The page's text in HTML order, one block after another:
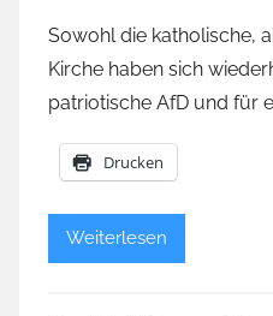
Sowohl die katholische,
Kirche haben sich
patriotische AfD und für
Drucken
Weiterlesen